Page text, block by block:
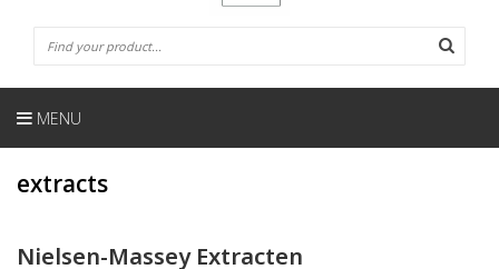
MENU
extracts
Nielsen-Massey Extracten